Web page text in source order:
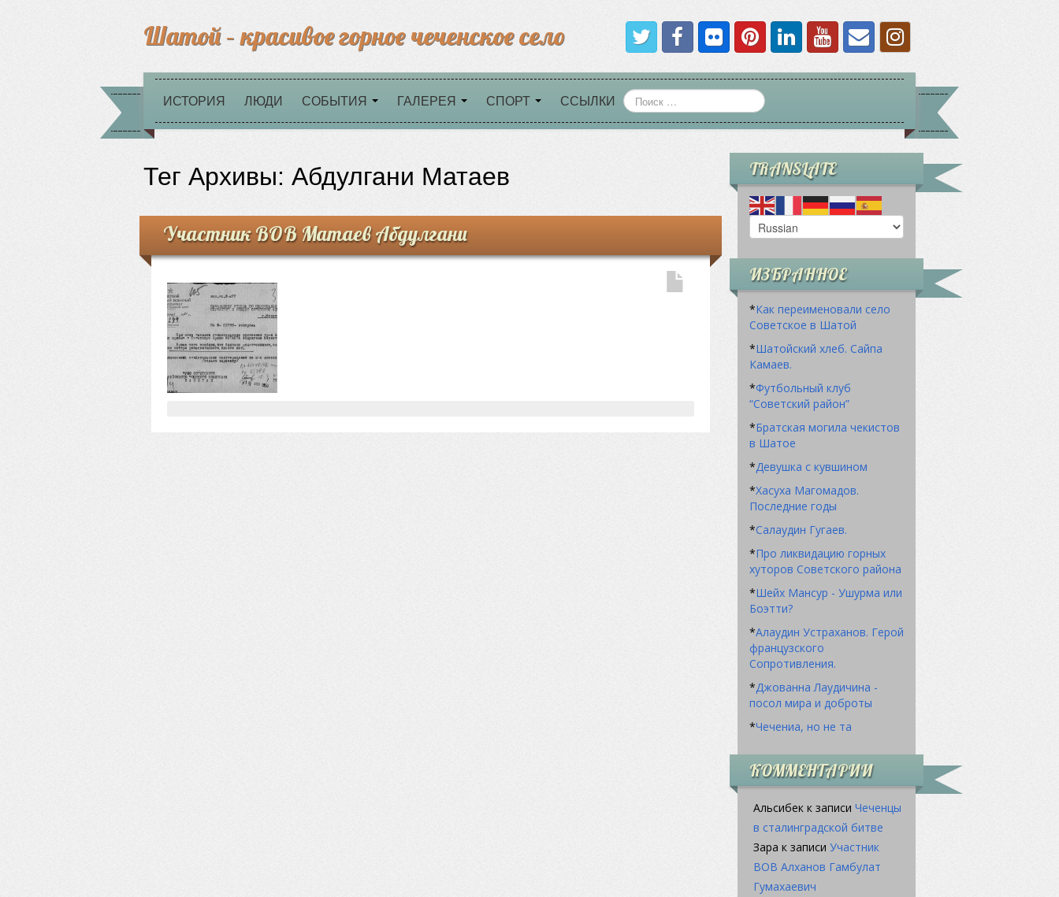
Шатой – красивое горное чеченское село
ИСТОРИЯ ЛЮДИ СОБЫТИЯ ГАЛЕРЕЯ СПОРТ ССЫЛКИ
Тег Архивы: Абдулгани Матаев
Участник ВОВ Матаев Абдулгани
TRANSLATE
ИЗБРАННОЕ
*Как переименовали село
Советское в Шатой
*Шатойский хлеб. Сайпа
Камаев.
*Футбольный клуб
“Советский район”
*Братская могила чекистов
в Шатое
*Девушка с кувшином
*Хасуха Магомадов.
Последние годы
*Салаудин Гугаев.
*Про ликвидацию горных
хуторов Советского района
*Шейх Мансур - Ушурма или
Боэтти?
*Алаудин Устраханов. Герой
французского
Сопротивления.
*Джованна Лаудичина -
посол мира и доброты
*Чечениа, но не та
КОММЕНТАРИИ
Альсибекк записи Чеченцы
в сталинградской битве
Зара к записи Участник
ВОВ Алханов Гамбулат
Гумахаевич